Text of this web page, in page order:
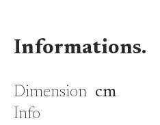
Informations.
Dimensioncm
Info